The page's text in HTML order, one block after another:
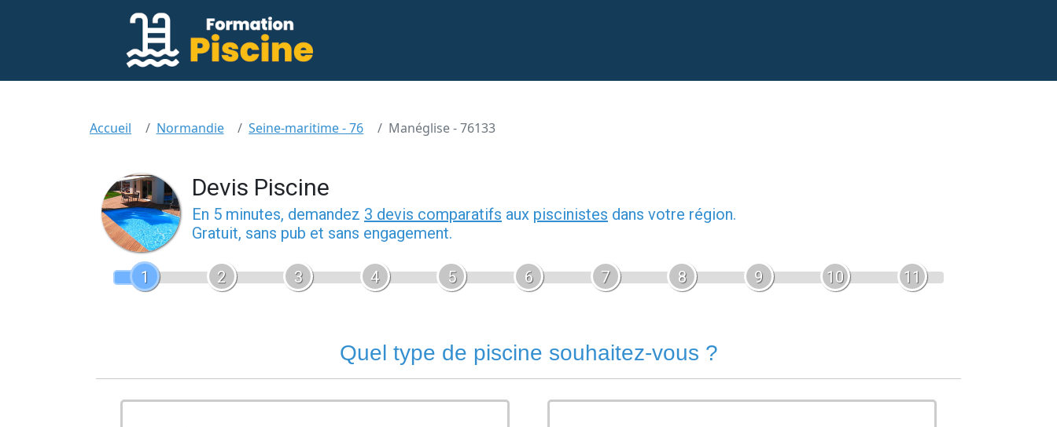
Accueil Normandie Seine-maritime - 76 Manéglise - 76133
Devis Piscine
En 5 minutes, demandez 3 devis comparatifs aux piscinistes dans votre région.
Gratuit, sans pub et sans engagement.
1 2 3 4 5 6 7 8 9 10 11
Quel type de piscine souhaitez-vous ?